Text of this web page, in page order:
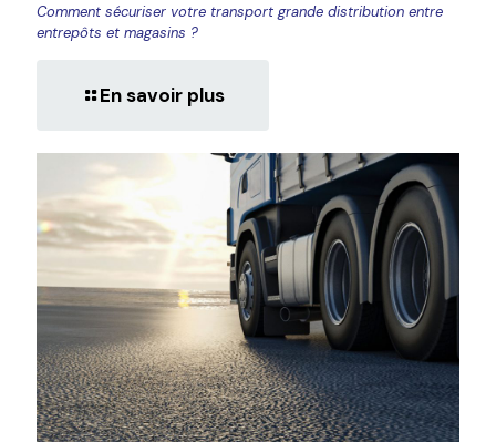
Comment sécuriser votre transport grande distribution entre
entrepôts et magasins ?
En savoir plus